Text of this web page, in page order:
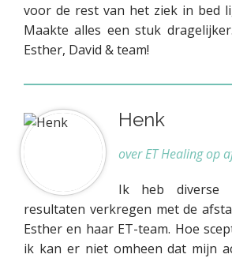
voor de rest van het ziek in bed
Maakte alles een stuk
Esther, David & team!
Henk
over ET Healing op
Ik heb diverse
resultaten verkregen met de
Esther en haar ET-team. Hoe
ik kan er niet omheen dat mijn